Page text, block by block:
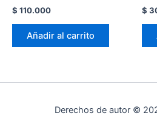
$ 110.000
Añadir al carrito
$
Derechos de autor ©